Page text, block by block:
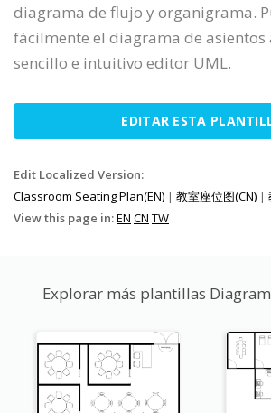
diagrama de flujo y organigrama.
fácilmente el diagrama de asientos
sencillo e intuitivo editor UML.
EDITAR ESTA
Edit Localized Version:
Classroom Seating Plan(EN) | 教室座位图(CN) |
View this page in:EN CN TW
Explorar más plantillas